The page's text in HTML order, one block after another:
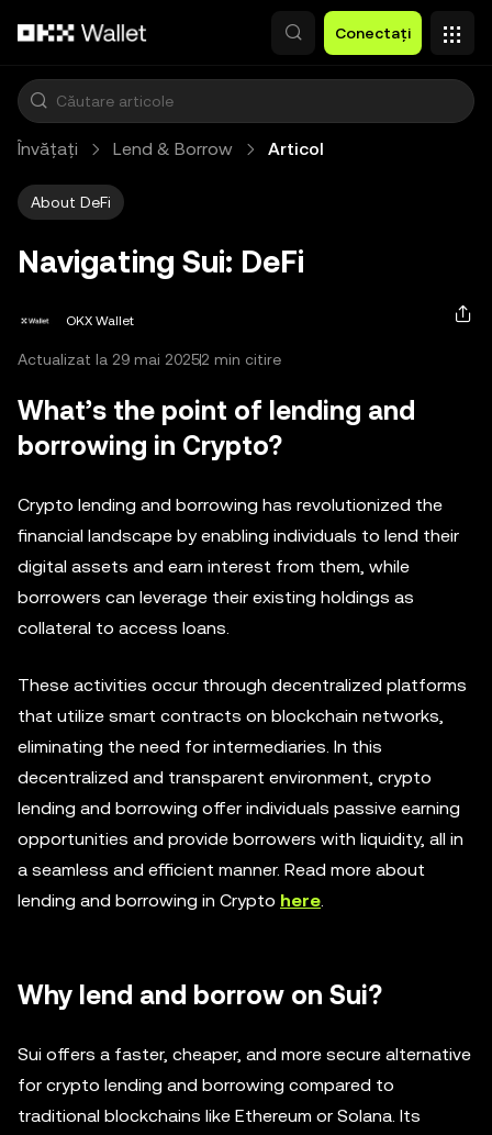
Conectați
Învățați Lend & Borrow Articol
About DeFi
Navigating Sui: DeFi
OKX Wallet
Actualizat la 29 mai 20252 min citire
What’s the point of lending and
borrowing in Crypto?
Crypto lending and borrowing has revolutionized the
financial landscape by enabling individuals to lend their
digital assets and earn interest from them, while
borrowers can leverage their existing holdings as
collateral to access loans.
These activities occur through decentralized platforms
that utilize smart contracts on blockchain networks,
eliminating the need for intermediaries. In this
decentralized and transparent environment, crypto
lending and borrowing offer individuals passive earning
opportunities and provide borrowers with liquidity, all in
a seamless and efficient manner. Read more about
lending and borrowing in Crypto here.
Why lend and borrow on Sui?
Sui offers a faster, cheaper, and more secure alternative
for crypto lending and borrowing compared to
traditional blockchains like Ethereum or Solana. Its